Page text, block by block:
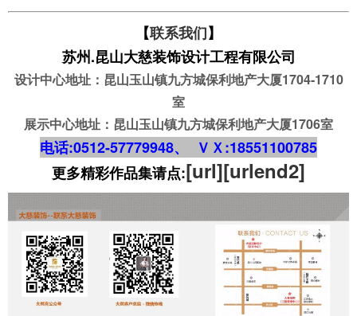
【联系我们】
苏州.昆山大慈装饰设计工程有限公司
设计中心地址：昆山玉山镇九方城保利地产大厦1704-1710
室
展示中心地址：昆山玉山镇九方城保利地产大厦1706室
电话:0512-57779948、
ＶＸ:18551100785
更多精彩作品集请点:[url][urlend2]